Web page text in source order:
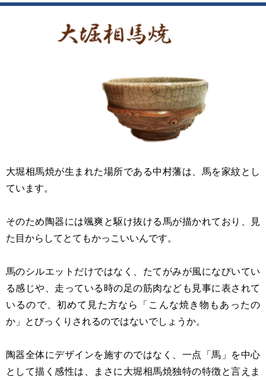
大堀相馬焼が生まれた場所である中村藩は、馬を家紋とし
ています。
そのため陶器には颯爽と駆け抜ける馬が描かれており、見
た目からしてとてもかっこいいんです。
馬のシルエットだけではなく、たてがみが風になびいてい
る感じや、走っている時の足の筋肉なども見事に表されて
いるので、初めて見た方なら「こんな焼き物もあったの
か」とびっくりされるのではないでしょうか。
陶器全体にデザインを施すのではなく、一点「馬」を中心
として描く感性は、まさに大堀相馬焼独特の特徴と言えま